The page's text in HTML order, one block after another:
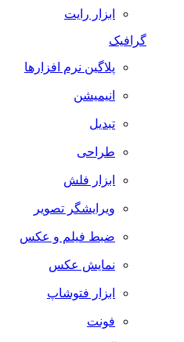
ابزار رایت
گرافیک
پلاگین نرم افزارها
انیمیشن
تبدیل
طراحی
ابزار فلش
ویرایشگر تصویر
ضبط فيلم و عكس
نمایش عکس
ابزار فتوشاپ
فونت